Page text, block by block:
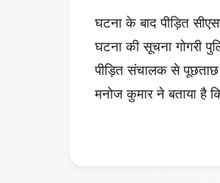
घटना के बाद पीड़ित
घटना की सूचना गोगरी
पीड़ित संचालक से पूछताछ
मनोज कुमार ने बताया है